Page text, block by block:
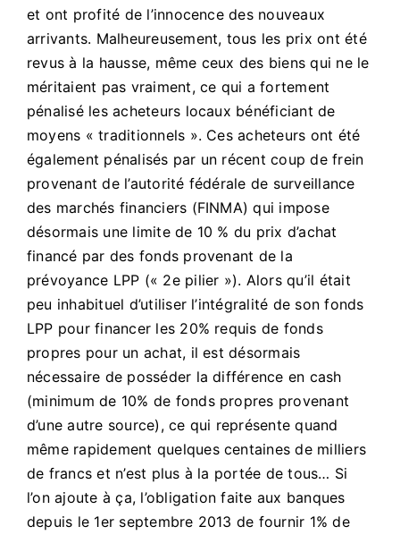
et ont profité de l’innocence des nouveaux
arrivants. Malheureusement, tous les prix ont été
revus à la hausse, même ceux des biens qui ne le
méritaient pas vraiment, ce qui a fortement
pénalisé les acheteurs locaux bénéficiant de
moyens « traditionnels ». Ces acheteurs ont été
également pénalisés par un récent coup de frein
provenant de l’autorité fédérale de surveillance
des marchés financiers (FINMA) qui impose
désormais une limite de 10 % du prix d’achat
financé par des fonds provenant de la
prévoyance LPP (« 2e pilier »). Alors qu’il était
peu inhabituel d’utiliser l’intégralité de son fonds
LPP pour financer les 20% requis de fonds
propres pour un achat, il est désormais
nécessaire de posséder la différence en cash
(minimum de 10% de fonds propres provenant
d’une autre source), ce qui représente quand
même rapidement quelques centaines de milliers
de francs et n’est plus à la portée de tous… Si
l’on ajoute à ça, l’obligation faite aux banques
depuis le 1er septembre 2013 de fournir 1% de